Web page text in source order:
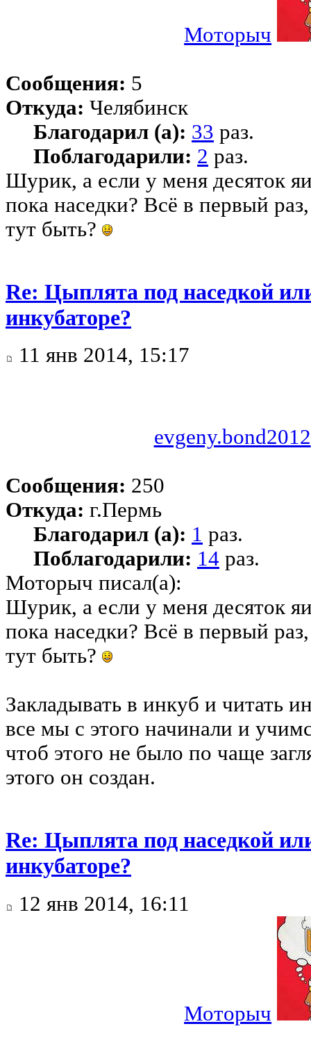
Моторыч
Сообщения: 5
Откуда: Челябинск
Благодарил (а): 33 раз.
Поблагодарили: 2 раз.
Шурик, а если у меня десяток
пока наседки? Всё в первый
тут быть?
Re: Цыплята под наседкой
инкубаторе?
11 янв 2014, 15:17
evgeny.bond2012
Сообщения: 250
Откуда: г.Пермь
Благодарил (а): 1 раз.
Поблагодарили: 14 раз.
Моторыч писал(а):
Шурик, а если у меня десяток
пока наседки? Всё в первый
тут быть?
Закладывать в инкуб и читать
все мы с этого начинали и
чтоб этого не было по чаще
этого он создан.
Re: Цыплята под наседкой
инкубаторе?
12 янв 2014, 16:11
Моторыч